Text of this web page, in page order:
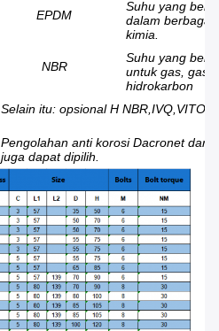
EPDM
Suhu yang
dalam berbagai
kimia.
NBR
Suhu yang
untuk gas, gas
hidrokarbon
Selain itu: opsional H NBR,IVQ,VITON
Pengolahan anti korosi Dacronet dari
juga dapat dipilih.